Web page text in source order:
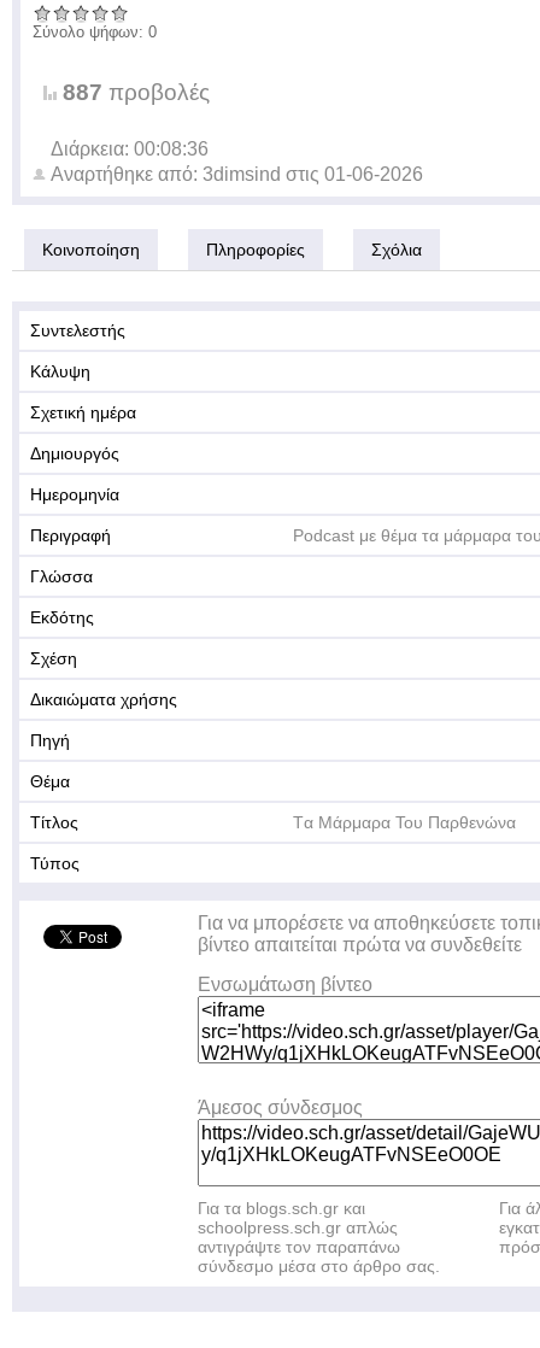
Σύνολο ψήφων: 0
887 προβολές
Διάρκεια: 00:08:36
Αναρτήθηκε από: 3dimsind στις 01-06-2026
Κοινοποίηση Πληροφορίες Σχόλια
Συντελεστής
Κάλυψη
Σχετική ημέρα
Δημιουργός
Ημερομηνία
Περιγραφή Podcast με θέμα τα μάρμαρα
Γλώσσα
Εκδότης
Σχέση
Δικαιώματα χρήσης
Πηγή
Θέμα
Τίτλος Tα Μάρμαρα Του Παρθενώνα
Τύπος
Για να μπορέσετε να αποθηκεύσετε
βίντεο απαιτείται πρώτα να συνδεθείτε
Ενσωμάτωση βίντεο
Άμεσος σύνδεσμος
Για τα blogs.sch.gr και
schoolpress.sch.gr απλώς
αντιγράψτε τον παραπάνω
σύνδεσμο μέσα στο άρθρο σας.
Για